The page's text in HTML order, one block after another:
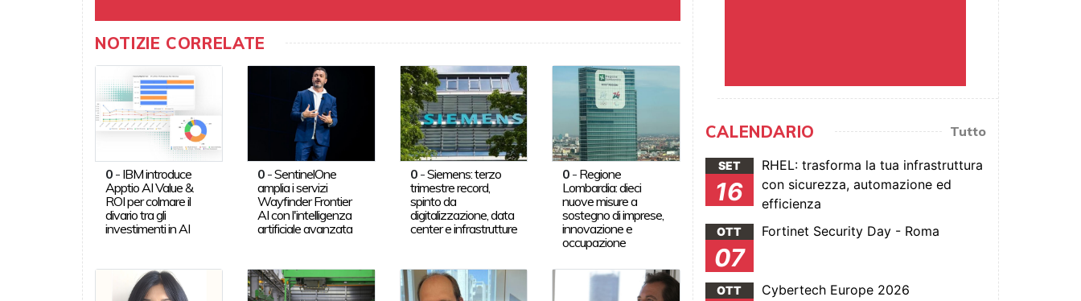
NOTIZIE CORRELATE
0- IBM introduce
Apptio AI Value &
ROI per colmare il
divario tra gli
investimenti in AI
0 -SentinelOne
amplia i servizi
Wayfinder Frontier
AI con l'intelligenza
artificiale avanzata
0-Siemens: terzo
trimestre record,
spinto da
digitalizzazione, data
center e infrastrutture
0 - Regione
Lombardia: dieci
nuove misure a
sostegno di imprese,
innovazione e
occupazione
CALENDARIO Tutto
SET
16
RHEL: trasforma la tua infrastruttura
con sicurezza, automazione ed
efficienza
OTT
07
Fortinet Security Day - Roma
OTT Cybertech Europe 2026